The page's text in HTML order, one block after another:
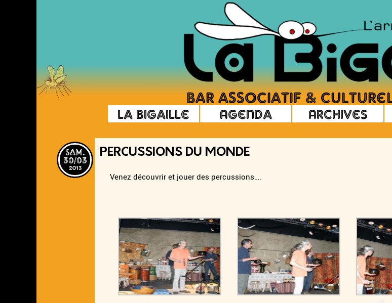
La Bigaille Agenda Archives
sam.
30/03
2013
PERCUSSIONS DU MONDE
Venez découvrir et jouer des percussions….